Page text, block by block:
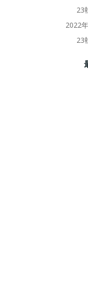
23
2022
23